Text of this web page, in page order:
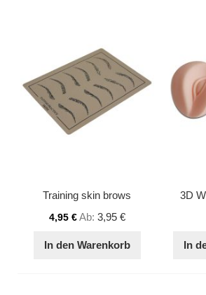
Training skin brows
4,95 €Ab 3,95 €
In den Warenkorb
3D
In